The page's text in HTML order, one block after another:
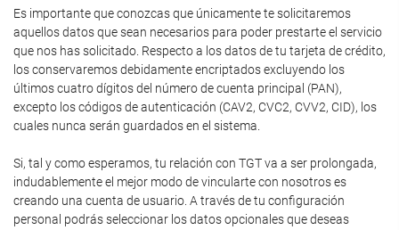
Es importante que conozcas que únicamente te solicitaremos
aquellos datos que sean necesarios para poder prestarte el servicio
que nos has solicitado. Respecto a los datos de tu tarjeta de crédito,
los conservaremos debidamente encriptados excluyendo los
últimos cuatro dígitos del número de cuenta principal (PAN),
excepto los códigos de autenticación (CAV2, CVC2, CVV2, CID), los
cuales nunca serán guardados en el sistema.
Si, tal y como esperamos, tu relación con TGT va a ser prolongada,
indudablemente el mejor modo de vincularte con nosotros es
creando una cuenta de usuario. A través de tu configuración
personal podrás seleccionar los datos opcionales que deseas